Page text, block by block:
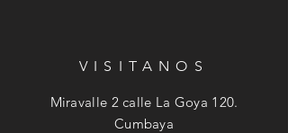
VISITANOS
Miravalle 2 calle La Goya 120.
Cumbaya